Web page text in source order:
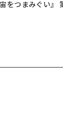
をつまみぐい